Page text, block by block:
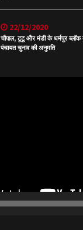
22/12/2020
चौपाल, टूटू और मंडी के धर्मपुर
पंचायत चुनाव की अनुमति